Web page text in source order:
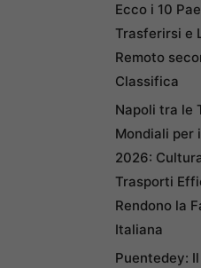
Ecco i 10
Trasferirsi e
Remoto
Classifica
Napoli tra le
Mondiali per
2026:
Trasporti
Rendono la
Italiana
Puentedey: